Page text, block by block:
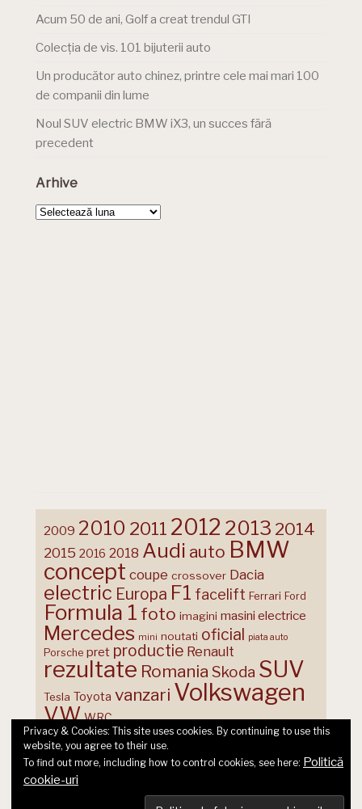
Acum 50 de ani, Golf a creat trendul GTI
Colecția de vis. 101 bijuterii auto
Un producător auto chinez, printre cele mai mari 100
de companii din lume
Noul SUV electric BMW iX3, un succes fără
precedent
Arhive
Arhive
2009 2010 2011 2012 2013 2014
2015 2016 2018 Audi auto BMW
concept coupe crossover Dacia
electric Europa F1 facelift Ferrari Ford
Formula 1 foto imagini masini electrice
Mercedes mini noutati oficial piata auto
Porsche pret productie Renault
rezultate Romania Skoda SUV
Tesla Toyota vanzari Volkswagen
VW WRC
© 2026 Ecart Media SRL | made by Nina Cocea &infin
Privacy & Cookies: This site uses cookies. By continuing to use this
website, you agree to their use.
To find out more, including how to control cookies, see here: Politică
cookie-uri